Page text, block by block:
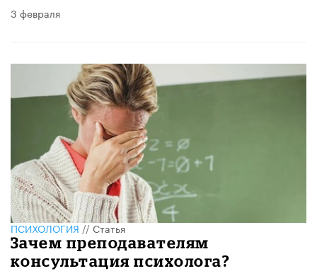
3 февраля
ПСИХОЛОГИЯ//Статья
Зачем преподавателям
консультация психолога?